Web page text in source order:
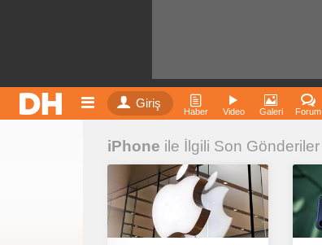
Giriş
Haber Video Galeri Forum
iPhone ile İlgili Son Gönderiler